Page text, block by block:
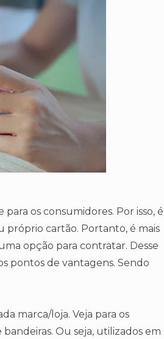
os consumidores. Por isso, é
próprio cartão. Portanto, é mais
opção para contratar. Desse
pontos de vantagens. Sendo
marca/loja. Veja para os
Ou seja, utilizados em